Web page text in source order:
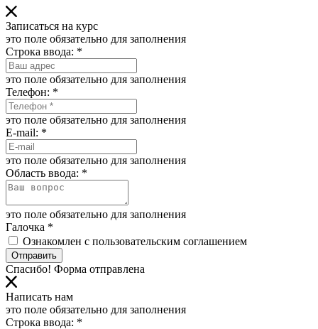
Записаться на курс
это поле обязательно для заполнения
Строка ввода: *
это поле обязательно для заполнения
Телефон: *
это поле обязательно для заполнения
E-mail: *
это поле обязательно для заполнения
Область ввода: *
это поле обязательно для заполнения
Галочка *
Ознакомлен с пользовательским соглашением
Отправить
Спасибо! Форма отправлена
Написать нам
это поле обязательно для заполнения
Строка ввода: *